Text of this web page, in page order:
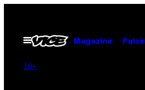
contentOpen
Menu
Magazine Pulse
18+